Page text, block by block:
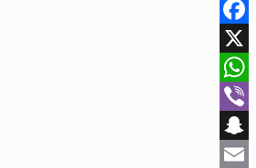
Facebook
X
WhatsApp
Viber
Snapchat